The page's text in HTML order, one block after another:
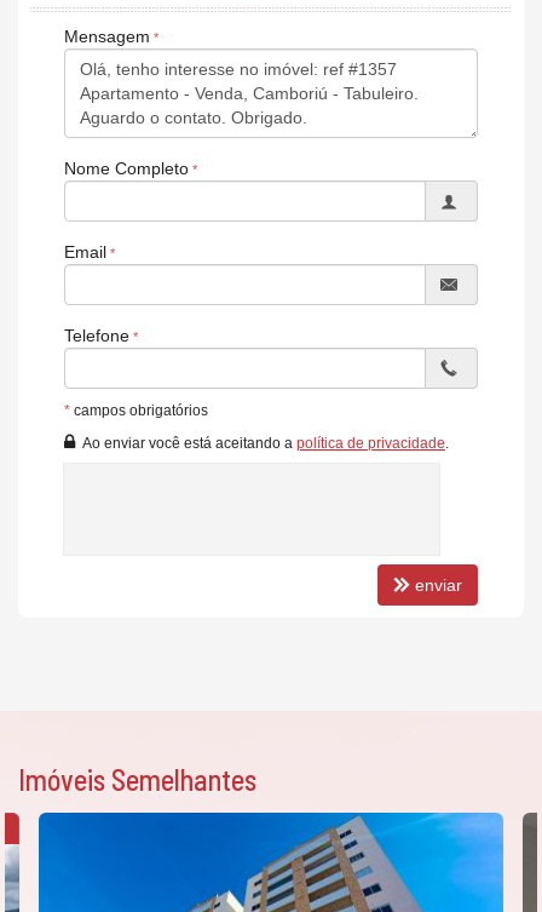
Rooftop
Piscina adulto com borda infinita
Brinquedoteca
Elevador
Espaço gourmet
Piscina.
Mensagem
Nome Completo
Email
Telefone
* campos obrigatórios
Ao enviar você está aceitando a política de privacidade
enviar
Imóveis Semelhantes